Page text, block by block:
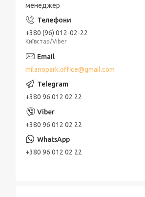
менеджер
+380 (96) 012-02-22
Київстар/Viber
milanopark.office@gmail.com
+380 96 012 02 22
+380 96 012 02 22
+380 96 012 02 22